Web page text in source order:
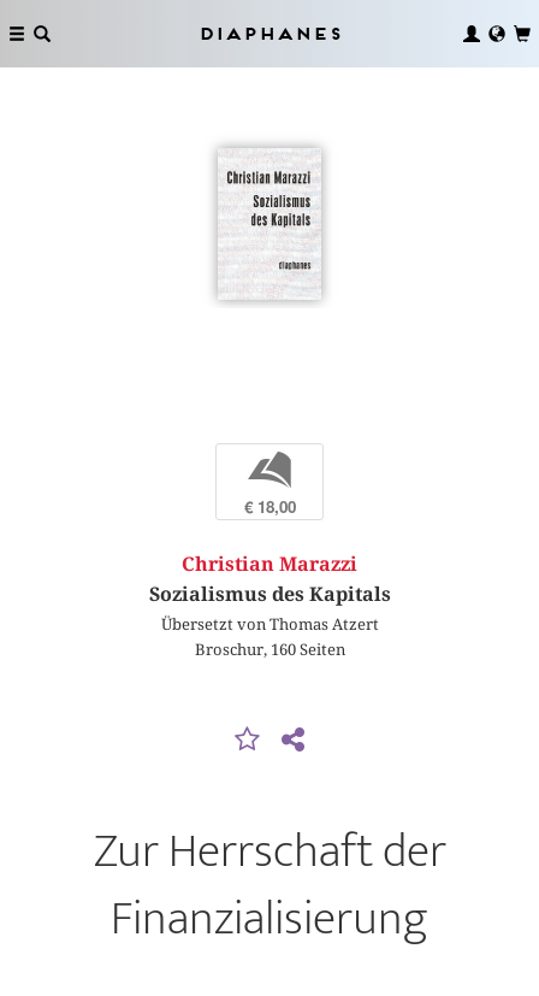
Diaphanes
b
€ 18,00
Christian Marazzi
Sozialismus des Kapitals
Übersetzt von Thomas Atzert
Broschur, 160 Seiten
Zur Herrschaft der
Finanzialisierung